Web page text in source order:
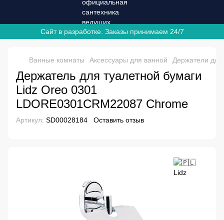
Сайт в разработке. Заказы принимаем 24/7
Ванные комнаты Аксессуары для ванной Держатели для
Держатель для туалетной бумаги
Lidz Oreo 0301
LDORE0301CRM22087 Chrome
Артикул: SD00028184 Оставить отзыв